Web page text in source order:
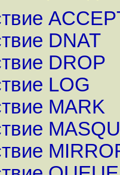
DNAT
DROP
LOG
MARK